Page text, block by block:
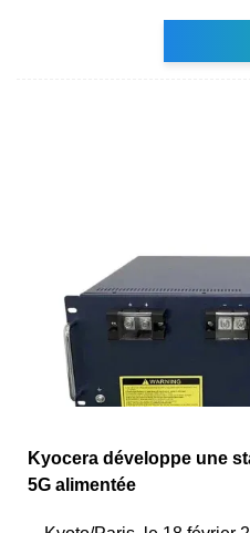
Kyocera développe une
5G alimentée